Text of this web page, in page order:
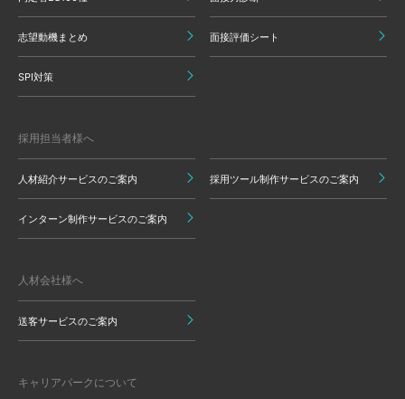
志望動機まとめ 面接評価シート
SPI対策
採用担当者様へ
人材紹介サービスのご案内 採用ツール制作サービスのご案内
インターン制作サービスのご案内
人材会社様へ
送客サービスのご案内
キャリアパークについて